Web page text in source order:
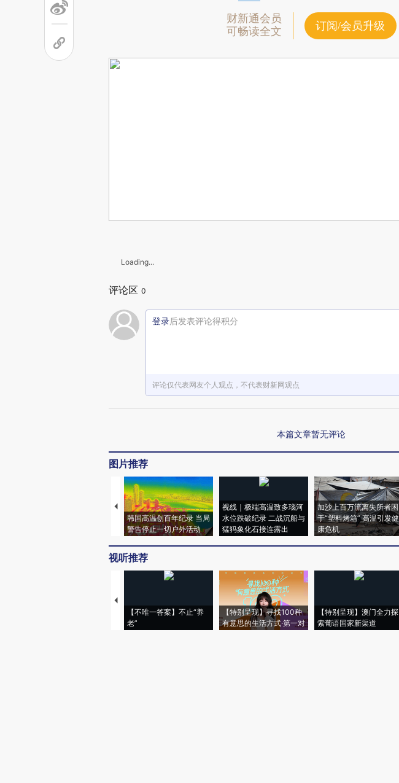
财新通会员
可畅读全文
订阅/会员升级
Loading...
评论区 0
登录后发表评论得积分
评论仅代表网友个人观点，不代表财新网观点
本篇文章暂无评论
图片推荐
韩国高温创百年纪录 当局
警告停止一切户外活动
视线｜极端高温致多瑙河
水位跌破纪录 二战沉船与
猛犸象化石接连露出
加沙上百万流离失所者困
于“塑料烤箱” 高温引发健
康危机
视听推荐
【不唯一答案】不止“养
老”
【特别呈现】寻找100种
有意思的生活方式·第一对
【特别呈现】澳门全力探
索葡语国家新渠道